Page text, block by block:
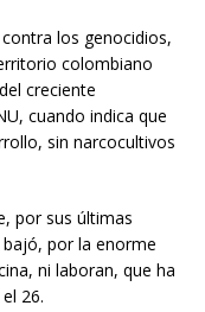
los genocidios,
colombiano
creciente
cuando indica que
sin narcocultivos
por sus últimas
por la enorme
ni laboran, que ha
26.